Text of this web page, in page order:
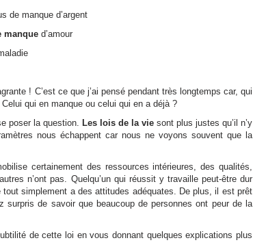
de manque d’argent
manque d’amour
! C’est ce que j’ai pensé pendant très longtemps car, qui
qui en manque ou celui qui en a déjà ?
poser la question. Les lois de la vie sont plus justes qu’il n’y
nous échappent car nous ne voyons souvent que la
certainement des ressources intérieures, des qualités,
n’ont pas. Quelqu’un qui réussit y travaille peut-être dur
tout simplement a des attitudes adéquates. De plus, il est prêt
surpris de savoir que beaucoup de personnes ont peur de la
de cette loi en vous donnant quelques explications plus